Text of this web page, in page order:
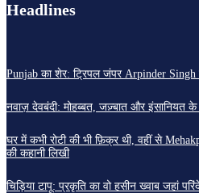
Headlines
Punjab का शेर: ट्रिपल जंपर Arpinder
नवाज़ देवबंदी: मोहब्बत, जज़्बात और इंसानियत के
घर में कभी रोटी की भी फ़िक्र थी, वहीं से
की कहानी लिखी
चिड़िया टापू: प्रकृति का वो हसीन ख्वाब जहां